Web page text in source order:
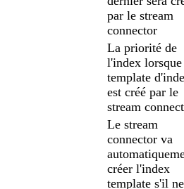
par le stream
connector
La priorité de
l'index
template
est créé par le
stream
Le stream
connector va
créer l'index
template s'il ne